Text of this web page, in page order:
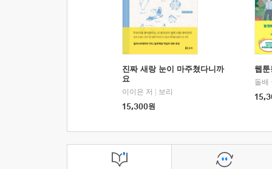
진짜 새랑 눈이 마주쳤다니까
요
이이은 저
보리
15,300원
웹
돌배